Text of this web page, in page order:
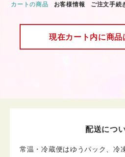
カートの商品
お客様情報
ご注文手続
現在カート内に商品
配送につ
常温・冷蔵便はゆうパック、冷